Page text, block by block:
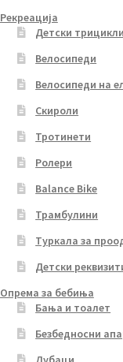
Рекреација
Детски трицикли
Велосипеди
Велосипеди на
Скироли
Тротинети
Ролери
Balance Bike
Трамбулини
Туркала за
Детски
Опрема за бебиња
Бања и тоалет
Безбедносни